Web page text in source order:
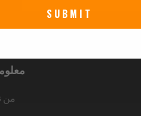
من
SUBMIT